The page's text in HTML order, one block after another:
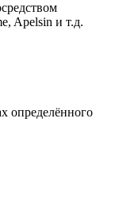
Apelsin и т.д.
определённого